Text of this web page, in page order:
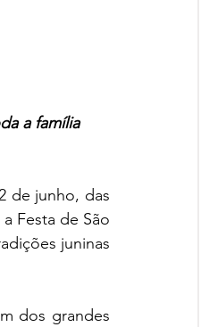
a família
de junho, das
Festa de São
juninas
dos grandes